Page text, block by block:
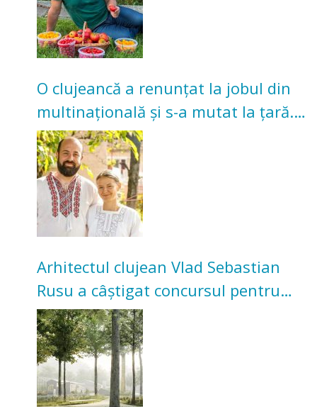
O clujeancă a renunțat la jobul din
multinațională și s-a mutat la țară.
Acum cultivă legume în grădina
bunicilor
Arhitectul clujean Vlad Sebastian
Rusu a câștigat concursul pentru
transformarea Grădinii Casei
Universitarilor